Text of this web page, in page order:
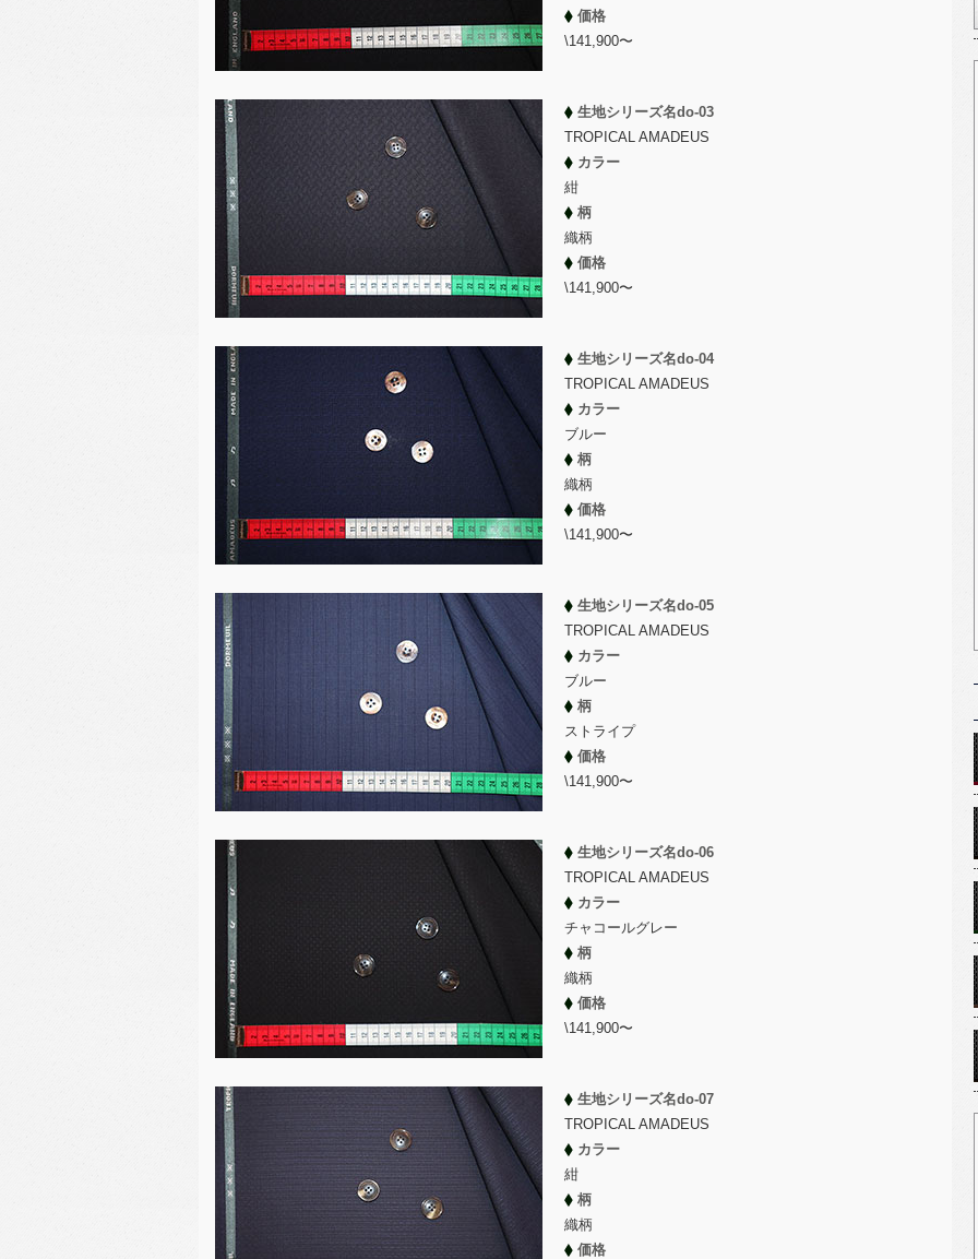
価格
\141,900〜
生地シリーズ名do-03
TROPICAL AMADEUS
カラー
紺
柄
織柄
価格
\141,900〜
生地シリーズ名do-04
TROPICAL AMADEUS
カラー
ブルー
柄
織柄
価格
\141,900〜
生地シリーズ名do-05
TROPICAL AMADEUS
カラー
ブルー
柄
ストライプ
価格
\141,900〜
生地シリーズ名do-06
TROPICAL AMADEUS
カラー
チャコールグレー
柄
織柄
価格
\141,900〜
生地シリーズ名do-07
TROPICAL AMADEUS
カラー
紺
柄
織柄
価格